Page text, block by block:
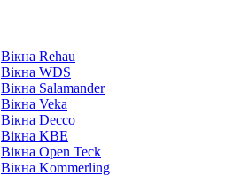
Вікна Rehau
Вікна WDS
Вікна Salamander
Вікна Veka
Вікна Decco
Вікна KBE
Вікна Open Teck
Вікна Kommerling